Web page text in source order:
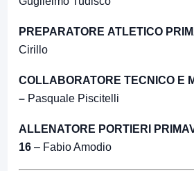
PREPARATORE ATLETICO
Cirillo
COLLABORATORE TECNICO E
– Pasquale Piscitelli
ALLENATORE PORTIERI
16 – Fabio Amodio